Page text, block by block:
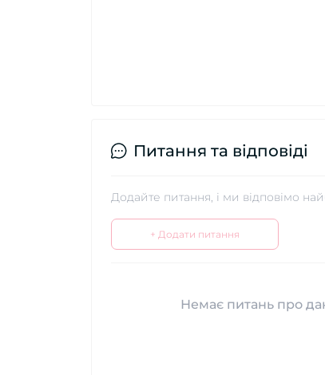
Питання та відповіді
Додайте питання, і ми відповімо
+ Додати питання
Немає питань про